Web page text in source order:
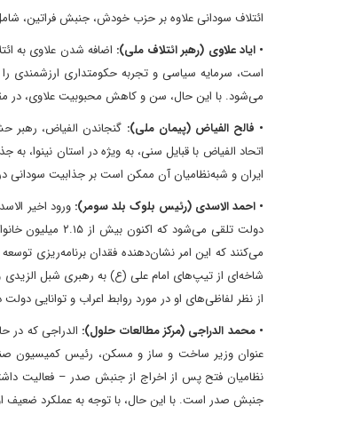
ائتلاف سودانی علاوه بر حزب خودش، جنبش فراتین،
• ایاد علاوی (رهبر ائتلاف ملی):
است، سرمایه سیاسی و تجربه حکومتداری ارزشمندی را
می‌شود. با این حال، سن و کاهش محبوبیت علاوی، در
• فالح الفیاض (پیمان ملی): گنجاندن الفیاض، رهبر
اتحاد الفیاض با قبایل سنی، به ویژه در استان
ایران و شبه‌نظامیان آن ممکن است بر جذابیت سودانی
• احمد الاسدی (رئیس بلوک بلد سومر):ورود اخیر
دولت تلقی
می‌کنند که این امر نشان‌دهنده فقدان برنامه‌ریزی
شاخه‌ای از تیپ‌های امام علی (ع) به رهبری شبل الزیدی و
از نظر لفاظی‌های او در مورد روابط اعراب و توانایی
• محمد الدراجی (مرکز مطالعات حلول): الدراجی که در
عنوان وزیر ساخت و ساز و مسکن، رئیس کمیسیون
نظامیان فتح پس از اخراج از جنبش صدر – فعالیت
جنبش صدر است. با این حال، با توجه به عملکرد ضعیف او در انتخابات ۲۰۲۱ و روابط تیره با صدر،